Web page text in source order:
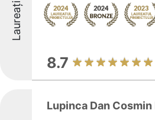
Laureați
8.7
Lupinca Dan Cosmin